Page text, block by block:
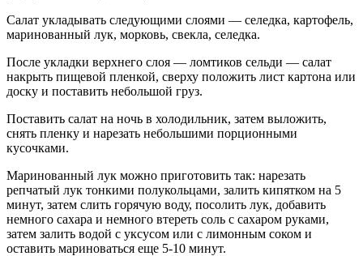
Салат укладывать следующими слоями — селедка, картофель,
маринованный лук, морковь, свекла, селедка.
После укладки верхнего слоя — ломтиков сельди — салат
накрыть пищевой пленкой, сверху положить лист картона или
доску и поставить небольшой груз.
Поставить салат на ночь в холодильник, затем выложить,
снять пленку и нарезать небольшими порционными
кусочками.
Маринованный лук можно приготовить так: нарезать
репчатый лук тонкими полукольцами, залить кипятком на 5
минут, затем слить горячую воду, посолить лук, добавить
немного сахара и немного втереть соль с сахаром руками,
затем залить водой с уксусом или с лимонным соком и
оставить мариноваться еще 5-10 минут.